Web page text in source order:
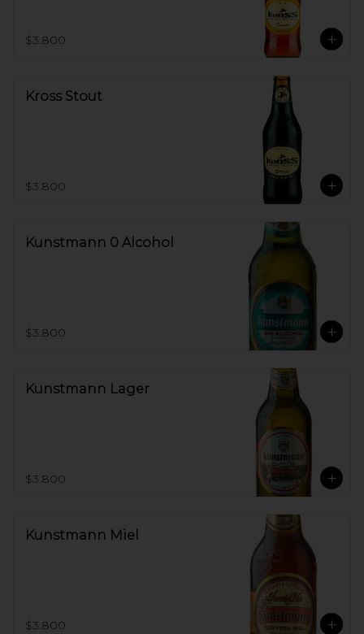
$3.800
Kross Stout
$3.800
Kunstmann 0 Alcohol
$3.800
Kunstmann Lager
$3.800
Kunstmann Miel
$3.800